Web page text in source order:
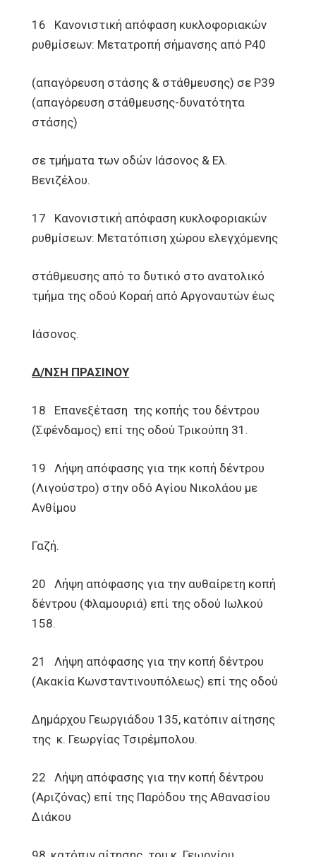
16 Κανονιστική απόφαση κυκλοφοριακών
ρυθμίσεων: Μετατροπή σήμανσης από Ρ40
(απαγόρευση στάσης & στάθμευσης) σε Ρ39
(απαγόρευση στάθμευσης-δυνατότητα
στάσης)
σε τμήματα των οδών Ιάσονος & Ελ.
Βενιζέλου.
17 Κανονιστική απόφαση κυκλοφοριακών
ρυθμίσεων: Μετατόπιση χώρου ελεγχόμενης
στάθμευσης από το δυτικό στο ανατολικό
τμήμα της οδού Κοραή από Αργοναυτών έως
Ιάσονος.
Δ/ΝΣΗ ΠΡΑΣΙΝΟΥ
18 Επανεξέταση της κοπής του δέντρου
(Σφένδαμος) επί της οδού Τρικούπη 31.
19 Λήψη απόφασης για τηκ κοπή δέντρου
(Λιγούστρο) στην οδό Αγίου Νικολάου με
Ανθίμου
Γαζή.
20 Λήψη απόφασης για την αυθαίρετη κοπή
δέντρου (Φλαμουριά) επί της οδού Ιωλκού
158.
21 Λήψη απόφασης για την κοπή δέντρου
(Ακακία Κωνσταντινουπόλεως) επί της οδού
Δημάρχου Γεωργιάδου 135, κατόπιν αίτησης
της κ. Γεωργίας Τσιρέμπολου.
22 Λήψη απόφασης για την κοπή δέντρου
(Αριζόνας) επί της Παρόδου της Αθανασίου
Διάκου